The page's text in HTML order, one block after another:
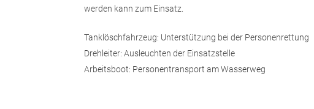
werden kann zum Einsatz.
Tanklöschfahrzeug: Unterstützung bei der Personenrettung
Drehleiter: Ausleuchten der Einsatzstelle
Arbeitsboot: Personentransport am Wasserweg